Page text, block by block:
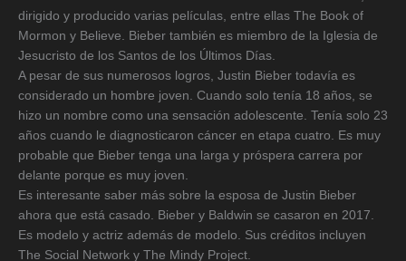
dirigido y producido varias películas, entre ellas The Book of
Mormon y Believe. Bieber también es miembro de la Iglesia de
Jesucristo de los Santos de los Últimos Días.
A pesar de sus numerosos logros, Justin Bieber todavía es
considerado un hombre joven. Cuando solo tenía 18 años, se
hizo un nombre como una sensación adolescente. Tenía solo 23
años cuando le diagnosticaron cáncer en etapa cuatro. Es muy
probable que Bieber tenga una larga y próspera carrera por
delante porque es muy joven.
Es interesante saber más sobre la esposa de Justin Bieber
ahora que está casado. Bieber y Baldwin se casaron en 2017.
Es modelo y actriz además de modelo. Sus créditos incluyen
The Social Network y The Mindy Project.